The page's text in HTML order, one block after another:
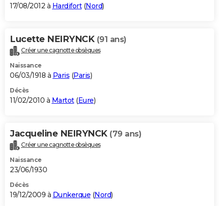
17/08/2012 à Hardifort(Nord)
Lucette NEIRYNCK (91 ans)
Créer une cagnotte obsèques
Naissance
06/03/1918 à Paris (Paris)
Décès
11/02/2010 à Martot(Eure)
Jacqueline NEIRYNCK (79 ans)
Créer une cagnotte obsèques
Naissance
23/06/1930
Décès
19/12/2009 à Dunkerque (Nord)